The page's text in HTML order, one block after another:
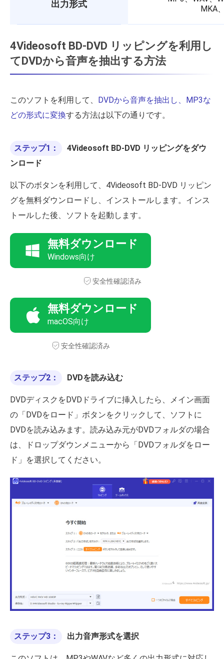
出力形式
MKA
4Videosoft BD-DVD リッピングを利用し
てDVDから音声を抽出する方法
このソフトを利用して、 DVDから音声を抽出し、MP3な
どの形式に変換する方法は以下の通りです。
ステップ1：
4Videosoft BD-DVD リッピングをダウ
ンロード
以下のボタンを利用して、4Videosoft BD-DVD リッピン
グを無料ダウンロードし、インストールします。インス
トールした後、ソフトを起動します。
無料ダウンロード
Windows向け
安全性確認済み
無料ダウンロード
macOS向け
安全性確認済み
ステップ2： DVDを読み込む
DVDディスクをDVDドライブに挿入したら、メイン画面
の「DVDをロード」ボタンをクリックして、ソフトに
DVDを読み込みます。読み込み元がDVDフォルダの場合
は、ドロップダウンメニューから「DVDフォルダをロー
ド」を選択してください。
ステップ3： 出力音声形式を選択